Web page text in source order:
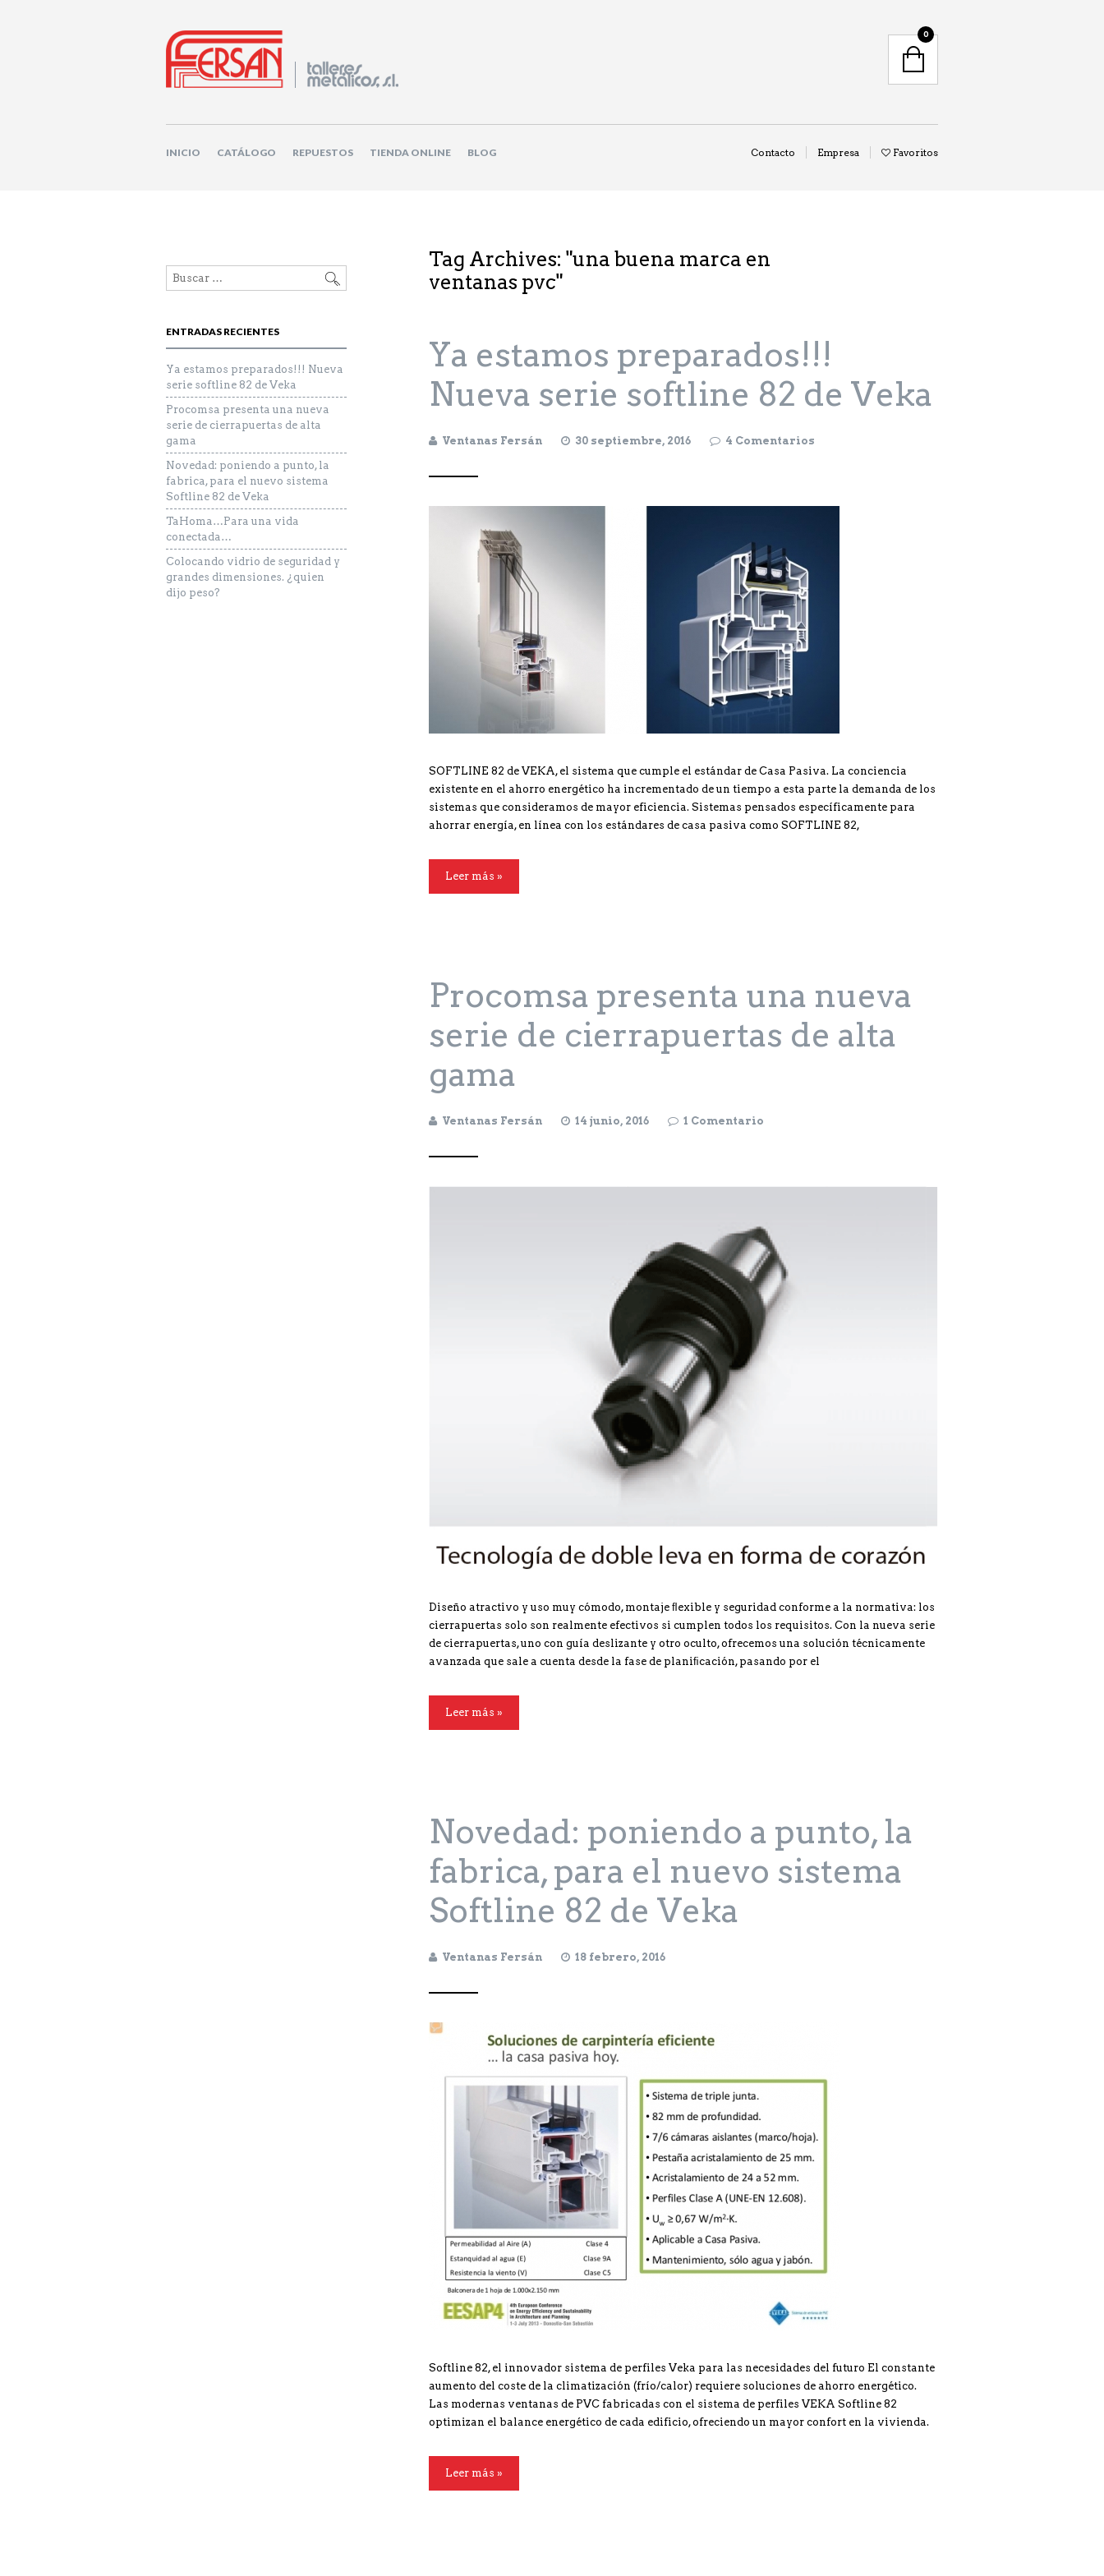
0
INICIO CATÁLOGO REPUESTOS TIENDA ONLINE BLOG Contacto Empresa Favoritos
ENTRADAS RECIENTES
Ya estamos preparados!!! Nueva
serie softline 82 de Veka
Procomsa presenta una nueva
serie de cierrapuertas de alta
gama
Novedad: poniendo a punto, la
fabrica, para el nuevo sistema
Softline 82 de Veka
TaHoma…Para una vida
conectada…
Colocando vidrio de seguridad y
grandes dimensiones. ¿quien
dijo peso?
Tag Archives: "una buena marca en
ventanas pvc"
Ya estamos preparados!!!
Nueva serie softline 82 de Veka
Ventanas Fersán 30 septiembre, 2016 4 Comentarios
SOFTLINE 82 de VEKA, el sistema que cumple el estándar de Casa Pasiva. La conciencia
existente en el ahorro energético ha incrementado de un tiempo a esta parte la demanda de los
sistemas que consideramos de mayor eficiencia. Sistemas pensados específicamente para
ahorrar energía, en línea con los estándares de casa pasiva como SOFTLINE 82,
Leer más »
Procomsa presenta una nueva
serie de cierrapuertas de alta
gama
Ventanas Fersán 14 junio, 2016 1 Comentario
Diseño atractivo y uso muy cómodo, montaje ﬂexible y seguridad conforme a la normativa: los
cierrapuertas solo son realmente efectivos si cumplen todos los requisitos. Con la nueva serie
de cierrapuertas, uno con guía deslizante y otro oculto, ofrecemos una solución técnicamente
avanzada que sale a cuenta desde la fase de planiﬁcación, pasando por el
Leer más »
Novedad: poniendo a punto, la
fabrica, para el nuevo sistema
Softline 82 de Veka
Ventanas Fersán 18 febrero, 2016
Softline 82, el innovador sistema de perfiles Veka para las necesidades del futuro El constante
aumento del coste de la climatización (frío/calor) requiere soluciones de ahorro energético.
Las modernas ventanas de PVC fabricadas con el sistema de perfiles VEKA Softline 82
optimizan el balance energético de cada edificio, ofreciendo un mayor confort en la vivienda.
Leer más »